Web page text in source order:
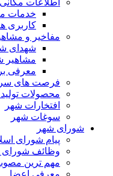
اطلاعات مکانی
خدمات
کاربری
مفاخیر و
شهدای
مشاهیر
معرفی
فرصت های
محصولات
افتخارات شهر
سوغات شهر
شورای شهر
پیام شورای
وظائف شورای
مهم ترین